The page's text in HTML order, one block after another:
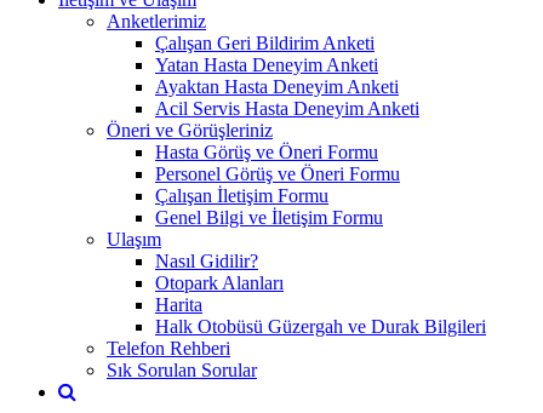
Anketlerimiz
Çalışan Geri Bildirim Anketi
Yatan Hasta Deneyim Anketi
Ayaktan Hasta Deneyim Anketi
Acil Servis Hasta Deneyim Anketi
Öneri ve Görüşleriniz
Hasta Görüş ve Öneri Formu
Personel Görüş ve Öneri Formu
Çalışan İletişim Formu
Genel Bilgi ve İletişim Formu
Ulaşım
Nasıl Gidilir?
Otopark Alanları
Harita
Halk Otobüsü Güzergah ve Durak Bilgileri
Telefon Rehberi
Sık Sorulan Sorular